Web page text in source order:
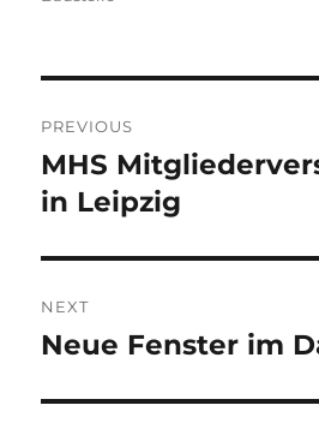
navigation
PREVIOUS
Previous
post:
MHS
in Leipzig
NEXT
Next
Neue Fenster im